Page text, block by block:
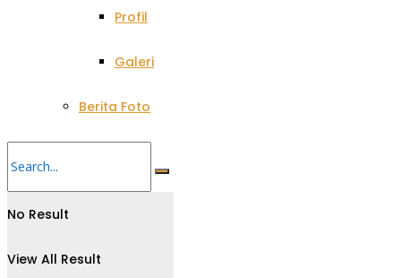
Profil
Galeri
Berita Foto
No Result
View All Result